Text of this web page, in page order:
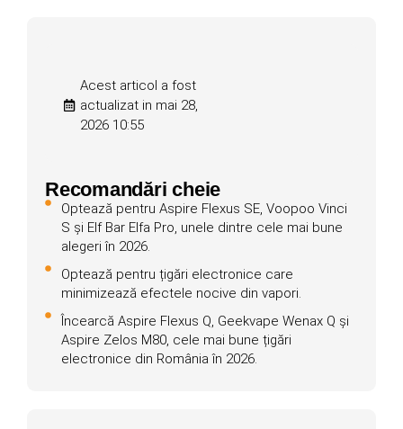
Acest articol a fost
actualizat in mai 28,
2026 10:55
Recomandări cheie
Optează pentru Aspire Flexus SE, Voopoo Vinci
S și Elf Bar Elfa Pro, unele dintre cele mai bune
alegeri în 2026.
Optează pentru țigări electronice care
minimizează efectele nocive din vapori.
Încearcă Aspire Flexus Q, Geekvape Wenax Q și
Aspire Zelos M80, cele mai bune țigări
electronice din România în 2026.